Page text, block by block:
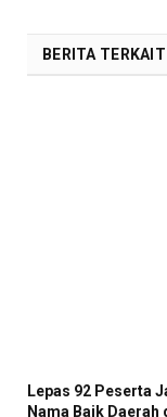
BERITA TERKAIT
Lepas 92 Peserta
Nama Baik